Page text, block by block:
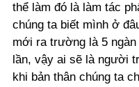
thể làm đó là làm tác
chúng ta biết mình ở
mới ra trường là 5
lần, vậy ai sẽ là người
khi bản thân chúng ta